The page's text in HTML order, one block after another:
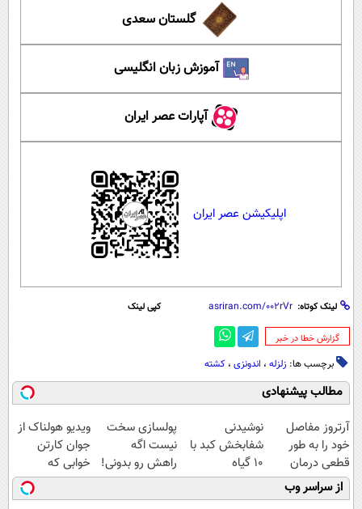
گلستان سعدی
آموزش زبان انگلیسی
آپارات عصر ایران
اپلیکیشن عصر ایران
لینک کوتاه: کپی لینک
‌گزارش خطا در خبر
برچسب ها: زلزله ، اندونزی ، کشته
مطالب پیشنهادی
آرتروز مفاصل
خود را به طور
قطعی درمان
کنید!
◗پرسش‌نامه◖
نوشیدنی
شفابخش کبد با
10 گیاه
موثر(تخفیف تا
امشب)
پولسازی سخت
نیست اگه
راهش رو بدونی!
" دوره رایگان "
ویدیو هولناک از
جوان کارتن
خوابی که
میلیاردر شد.
آموزش رایگان
از سراسر وب